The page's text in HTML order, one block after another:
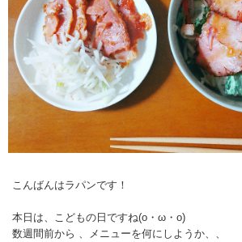
こんばんはラパンです！
本日は、こどもの日ですね(o・ω・o)
数週間前から 、メニューを何にしようか、、